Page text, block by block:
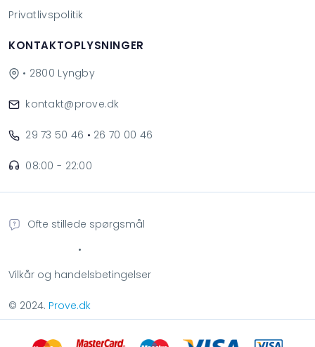
Privatlivspolitik
KONTAKTOPLYSNINGER
• 2800 Lyngby
kontakt@prove.dk
29 73 50 46 • 26 70 00 46
08:00 - 22:00
Ofte stillede spørgsmål
•
Vilkår og handelsbetingelser
© 2024. Prove.dk